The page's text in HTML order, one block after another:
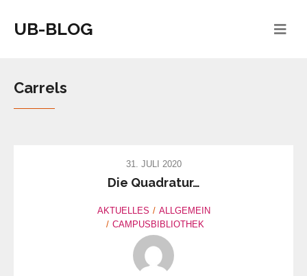
UB-BLOG
Carrels
31. JULI 2020
Die Quadratur…
AKTUELLES
ALLGEMEIN
CAMPUSBIBLIOTHEK